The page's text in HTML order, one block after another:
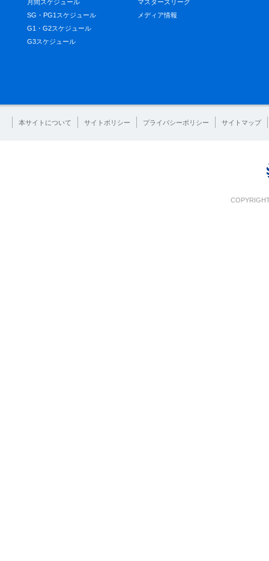
月間スケジュール
SG・PG1スケジュール
G1・G2スケジュール
G3スケジュール
マスターズリーグ
メディア情報
本サイトについて サイトポリシー プライバシーポリシー サイトマップ